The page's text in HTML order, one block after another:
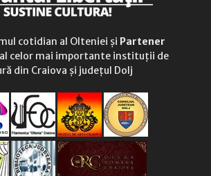
cotidian al Olteniei și Partener
al celor mai importante instituții de
din Craiova și județul Dolj